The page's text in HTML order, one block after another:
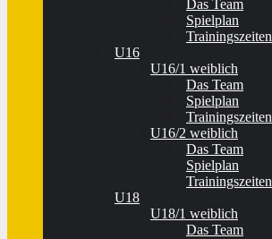
Das Team
Spielplan
Trainingszeiten
U16
U16/1 weiblich
Das Team
Spielplan
Trainingszeiten
U16/2 weiblich
Das Team
Spielplan
Trainingszeiten
U18
U18/1 weiblich
Das Team